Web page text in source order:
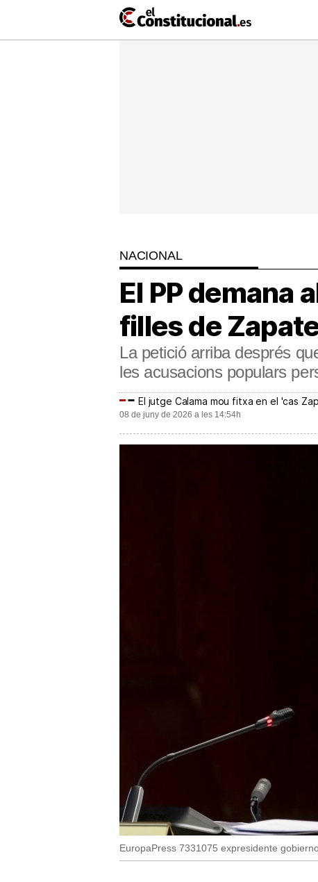
NACIONAL
El PP demana
filles de
La petició arriba després
les acusacions populars
El jutge Calama mou fitxa en el 'cas
08 de juny de 2026 a les 14:54h
EuropaPress 7331075 expresidente